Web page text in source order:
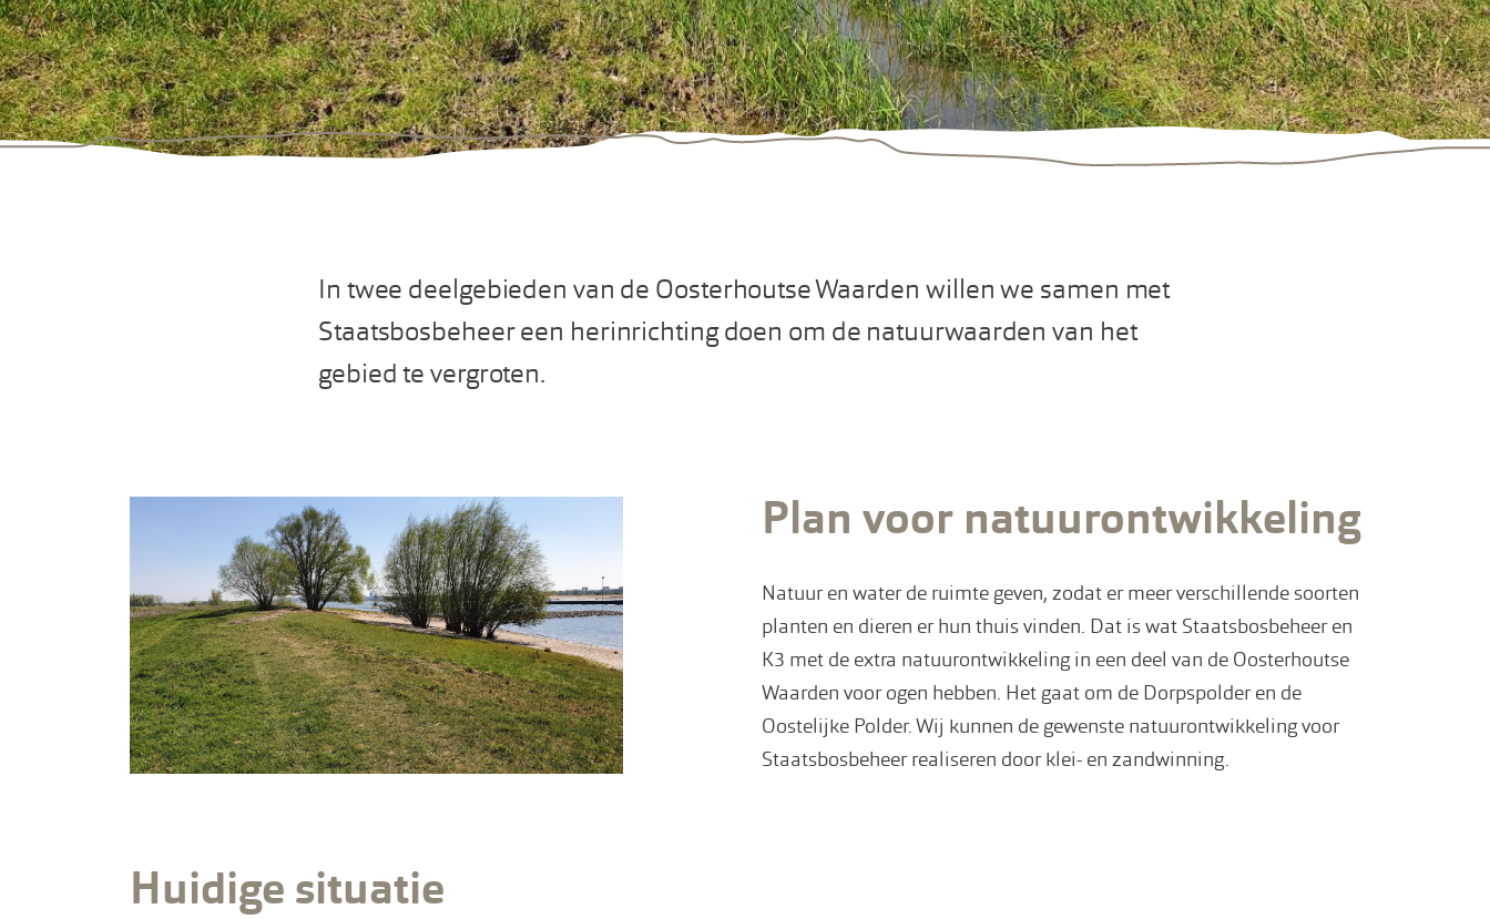
In twee deelgebieden van de Oosterhoutse Waarden willen we samen met
Staatsbosbeheer een herinrichting doen om de natuurwaarden van het
gebied te vergroten.
Plan voor natuurontwikkeling
Natuur en water de ruimte geven, zodat er meer verschillende soorten
planten en dieren er hun thuis vinden. Dat is wat Staatsbosbeheer en
K3 met de extra natuurontwikkeling in een deel van de Oosterhoutse
Waarden voor ogen hebben. Het gaat om de Dorpspolder en de
Oostelijke Polder. Wij kunnen de gewenste natuurontwikkeling voor
Staatsbosbeheer realiseren door klei- en zandwinning.
Huidige situatie